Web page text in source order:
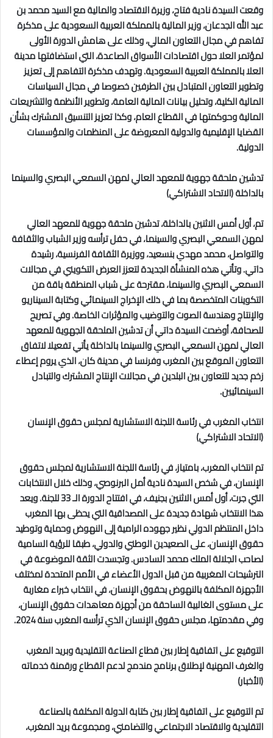
وقعت السيدة نادية فتاح، وزيرة الاقتصاد والمالية مع السيد محمد بن
عبد الله الجدعان، وزير المالية بالمملكة العربية السعودية على مذكرة
تفاهم في مجال التعاون المالي، وذلك على هامش الدورة الأولى
لمؤتمر العلا حول اقتصادات الأسواق الصاعدة، التي استضافتها مدينة
العلا بالمملكة العربية السعودية. وتهدف مذكرة التفاهم إلى تعزيز
وتطوير التعاون المتبادل بين الطرفين خصوصا في مجال السياسات
المالية الكلية، وتحليل بيانات المالية العامة، وتطوير الأنظمة والتشريعات
المالية وحوكمتها في القطاع العام، وكذا تعزيز التنسيق المشترك بشأن
القضايا الإقليمية والدولية المعروضة على المنظمات والمؤسسات
الدولية.
تدشين ملحقة جهوية للمعهد العالي لمهن السمعي البصري والسينما
بالداخلة (الاتحاد الاشتراكي)
تم، أول أمس الاثنين بالداخلة، تدشين ملحقة جهوية للمعهد العالي
لمهن السمعي البصري والسينما، في حفل ترأسه وزير الشباب والثقافة
والتواصل، محمد مهدي بنسعيد، ووزيرة الثقافة الفرنسية، رشيدة
داتي. وتأتي هذه المنشأة الجديدة لتعزز العرض التكويني في مجالات
السمعي البصري والسينما، مقترحة على شباب المنطقة باقة من
التكوينات المتخصصة بما في ذلك الإخراج السينمائي وكتابة السيناريو
والإنتاج وهندسة الصوت والتوضيب والمؤثرات الخاصة. وفي تصريح
للصحافة، أوضحت السيدة داتي أن تدشين الملحقة الجهوية للمعهد
العالي لمهن السمعي البصري والسينما بالداخلة يأتي تفعيلا لاتفاق
التعاون الموقع بين المغرب وفرنسا في مدينة كان، الذي يروم إعطاء
زخم جديد للتعاون بين البلدين في مجالات الإنتاج المشترك والتبادل
السينمائيين.
انتخاب المغرب في رئاسة اللجنة الاستشارية لمجلس حقوق الإنسان
(الاتحاد الاشتراكي)
تم انتخاب المغرب، بامتياز، في رئاسة اللجنة الاستشارية لمجلس حقوق
الإنسان، في شخص السيدة نادية أمل البرنوصي، وذلك خلال الانتخابات
التي جرت، أول أمس الاثنين بجنيف، في افتتاح الدورة الـ 33 للجنة. ويعد
هذا الانتخاب شهادة جديدة على المصداقية التي يحظى بها المغرب
داخل المنتظم الدولي نظير جهوده الرامية إلى النهوض وحماية وتوطيد
حقوق الإنسان، على الصعيدين الوطني والدولي، طبقا للرؤية السامية
لصاحب الجلالة الملك محمد السادس. وتجسدت الثقة الموضوعة في
الترشيحات المغربية من قبل الدول الأعضاء في الأمم المتحدة لمختلف
الأجهزة المكلفة بالنهوض بحقوق الإنسان، في انتخاب خبراء مغاربة
على مستوى الغالبية الساحقة من أجهزة معاهدات حقوق الإنسان،
وفي مقدمتها، مجلس حقوق الإنسان الذي ترأسه المغرب سنة 2024.
التوقيع على اتفاقية إطار بين قطاع الصناعة التقليدية وبريد المغرب
والغرف المهنية لإطلاق برنامج مندمج لدعم القطاع ورقمنة خدماته
(الأخبار)
تم التوقيع على اتفاقية إطار بين كتابة الدولة المكلفة بالصناعة
التقليدية والاقتصاد الاجتماعي والتضامني، ومجموعة بريد المغرب،